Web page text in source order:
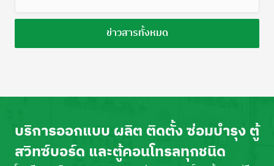
ข่าวสารทั้งหมด
บริการออกแบบ ผลิต ติดตั้ง ซ่อมบำรุง ตู้
สวิทซ์บอร์ด และตู้คอนโทรลทุกชนิด